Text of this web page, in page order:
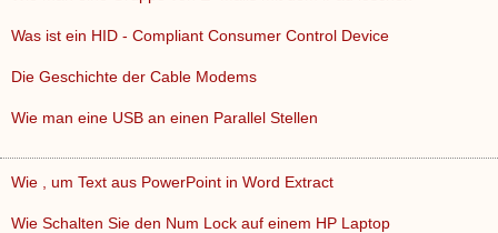
Was ist ein HID - Compliant Consumer Control Device
Die Geschichte der Cable Modems
Wie man eine USB an einen Parallel Stellen
Wie , um Text aus PowerPoint in Word Extract
Wie Schalten Sie den Num Lock auf einem HP Laptop